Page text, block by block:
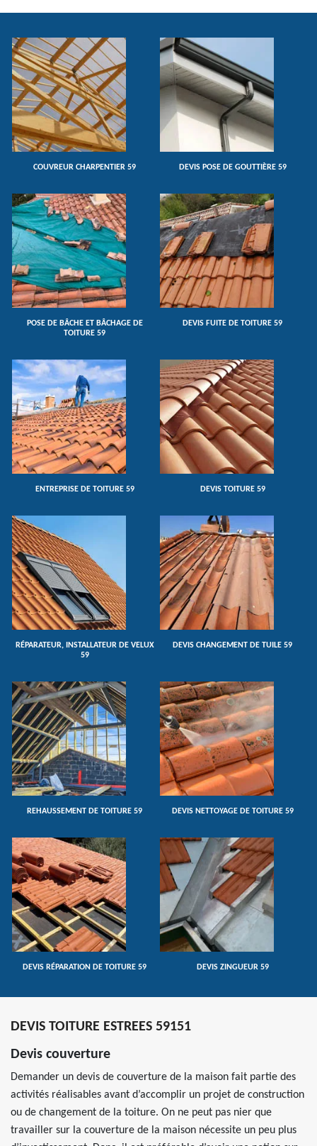
COUVREUR CHARPENTIER 59 DEVIS POSE DE GOUTTIÈRE 59
POSE DE BÂCHE ET BÂCHAGE DE
TOITURE 59
DEVIS FUITE DE TOITURE 59
ENTREPRISE DE TOITURE 59 DEVIS TOITURE 59
RÉPARATEUR, INSTALLATEUR DE VELUX
59
DEVIS CHANGEMENT DE TUILE 59
REHAUSSEMENT DE TOITURE 59 DEVIS NETTOYAGE DE TOITURE 59
DEVIS RÉPARATION DE TOITURE 59 DEVIS ZINGUEUR 59
DEVIS TOITURE ESTREES 59151
Devis couverture
Demander un devis de couverture de la maison fait partie des
activités réalisables avant d’accomplir un projet de construction
ou de changement de la toiture. On ne peut pas nier que
travailler sur la couverture de la maison nécessite un peu plus